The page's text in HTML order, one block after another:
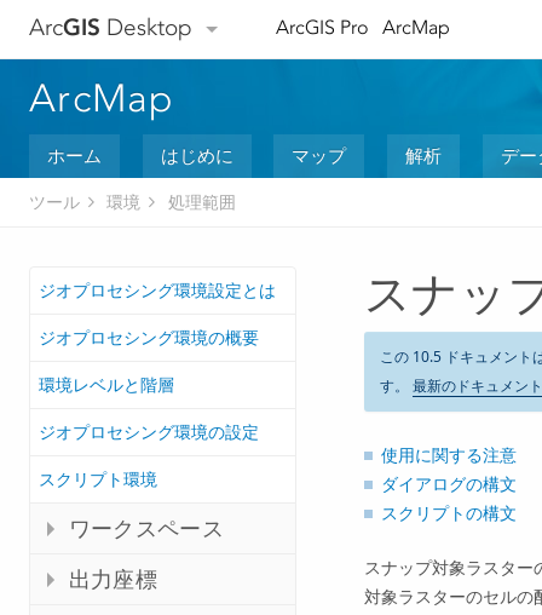
ArcGIS Desktop ArcGIS Pro ArcMap
ArcMap
ホーム はじめに マップ 解析 デ
ツール 環境 処理範囲
ジオプロセシング環境設定とは
ジオプロセシング環境の概要
環境レベルと階層
ジオプロセシング環境の設定
スクリプト環境
ワークスペース
出力座標
スナッ
この 10.5 ドキュメント
す。 最新のドキュメン
使用に関する注意
ダイアログの構文
スクリプトの構文
スナップ対象ラスター
対象ラスターのセルの